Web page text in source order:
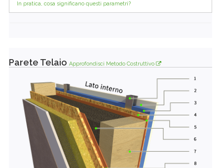
In pratica, cosa significano questi parametri?
Parete Telaio Approfondisci Metodo Costruttivo